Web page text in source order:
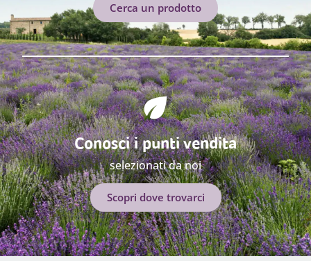
Cerca un prodotto
Conosci i punti vendita
selezionati da noi
Scopri dove trovarci